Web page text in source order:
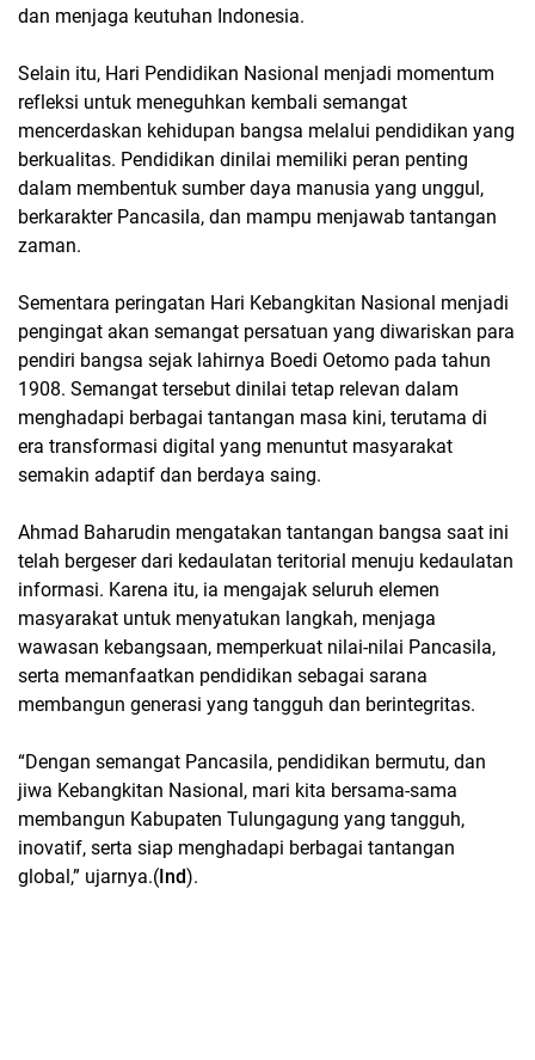
dan menjaga keutuhan Indonesia.
Selain itu, Hari Pendidikan Nasional menjadi momentum
refleksi untuk meneguhkan kembali semangat
mencerdaskan kehidupan bangsa melalui pendidikan yang
berkualitas. Pendidikan dinilai memiliki peran penting
dalam membentuk sumber daya manusia yang unggul,
berkarakter Pancasila, dan mampu menjawab tantangan
zaman.
Sementara peringatan Hari Kebangkitan Nasional menjadi
pengingat akan semangat persatuan yang diwariskan para
pendiri bangsa sejak lahirnya Boedi Oetomo pada tahun
1908. Semangat tersebut dinilai tetap relevan dalam
menghadapi berbagai tantangan masa kini, terutama di
era transformasi digital yang menuntut masyarakat
semakin adaptif dan berdaya saing.
Ahmad Baharudin mengatakan tantangan bangsa saat ini
telah bergeser dari kedaulatan teritorial menuju kedaulatan
informasi. Karena itu, ia mengajak seluruh elemen
masyarakat untuk menyatukan langkah, menjaga
wawasan kebangsaan, memperkuat nilai-nilai Pancasila,
serta memanfaatkan pendidikan sebagai sarana
membangun generasi yang tangguh dan berintegritas.
“Dengan semangat Pancasila, pendidikan bermutu, dan
jiwa Kebangkitan Nasional, mari kita bersama-sama
membangun Kabupaten Tulungagung yang tangguh,
inovatif, serta siap menghadapi berbagai tantangan
global,” ujarnya.(Ind).